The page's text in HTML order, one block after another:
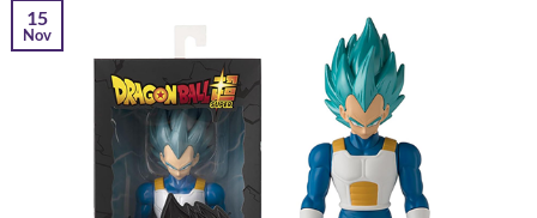
15
Nov